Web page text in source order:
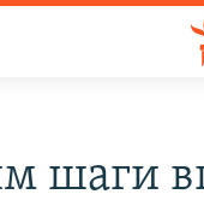
шаги